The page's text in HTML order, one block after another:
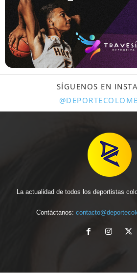
SÍGUENOS EN
La actualidad de todos los deportistas
Contáctanos: